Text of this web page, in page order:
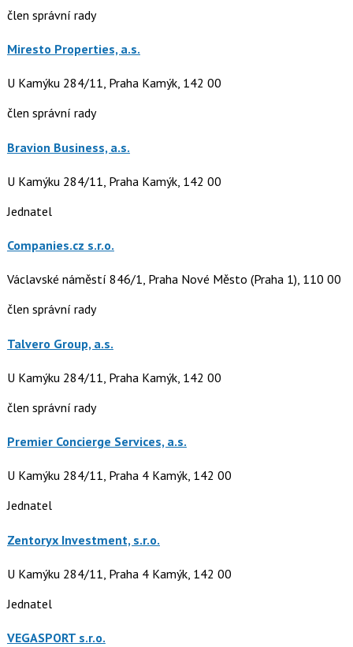
člen správní rady
Miresto Properties, a.s.
U Kamýku 284/11, Praha Kamýk, 142 00
člen správní rady
Bravion Business, a.s.
U Kamýku 284/11, Praha Kamýk, 142 00
Jednatel
Companies.cz s.r.o.
Václavské náměstí 846/1, Praha Nové Město (Praha 1), 110 00
člen správní rady
Talvero Group, a.s.
U Kamýku 284/11, Praha Kamýk, 142 00
člen správní rady
Premier Concierge Services, a.s.
U Kamýku 284/11, Praha 4 Kamýk, 142 00
Jednatel
Zentoryx Investment, s.r.o.
U Kamýku 284/11, Praha 4 Kamýk, 142 00
Jednatel
VEGASPORT s.r.o.